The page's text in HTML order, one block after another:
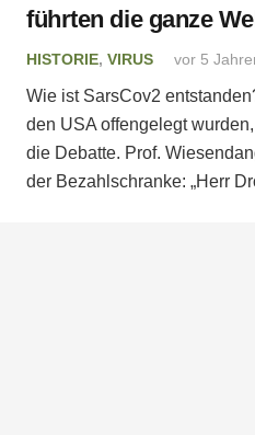
führten die ganze
HISTORIE, VIRUS vor 5
Wie ist SarsCov2
den USA offengelegt
die Debatte. Prof.
der Bezahlschranke: „Herr